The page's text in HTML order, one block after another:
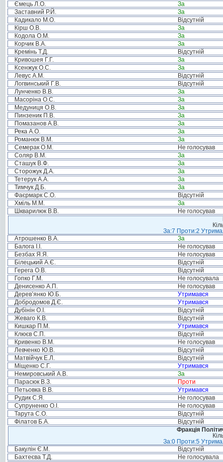
Ємець Л.О.
За
Заставний Р.Й.
За
Кадикало М.О.
Відсутній
Кірш О.В.
За
Кодола О.М.
За
Корчик В.А.
За
Кремінь Т.Д.
Відсутній
Кривошея Г.Г.
За
Ксенжук О.С.
За
Левус А.М.
Відсутній
Логвинський Г.В.
Відсутній
Лунченко В.В.
За
Масоріна О.С.
За
Медуниця О.В.
За
Пинзеник П.В.
За
Помазанов А.В.
За
Река А.О.
За
Романюк В.М.
За
Семерак О.М.
Не голосував
Соляр В.М.
За
Сташук В.Ф.
За
Сторожук Д.А.
За
Тетерук А.А.
За
Тимчук Д.Б.
За
Фаєрмарк С.О.
Відсутній
Хміль М.М.
За
Шкварилюк В.В.
Не голосував
За:7 Проти:2
Атрошенко В.А.
За
Балога І.І.
Не голосував
Безбах Я.Я.
Не голосував
Білецький А.Є.
Відсутній
Герега О.В.
Відсутній
Гопко Г.М.
Не голосувала
Денисенко А.П.
Не голосував
Дерев’янко Ю.Б.
Утримався
Добродомов Д.Є.
Утримався
Дубінін О.І.
Відсутній
Жеваго К.В.
Відсутній
Кишкар П.М.
Утримався
Клюєв С.П.
Відсутній
Кривенко В.М.
Не голосував
Левченко Ю.В.
Відсутній
Матвійчук Е.Л.
Відсутній
Міщенко С.Г.
Утримався
Немировський А.В.
За
Парасюк В.З.
Проти
Петьовка В.В.
Утримався
Рудик С.Я.
Не голосував
Супруненко О.І.
Не голосував
Тарута С.О.
Відсутній
Філатов Б.А.
Відсутній
Фракція
За:0 Проти:5
Бакулін Є.М.
Відсутній
Бахтеєва Т.Д.
Не голосувала